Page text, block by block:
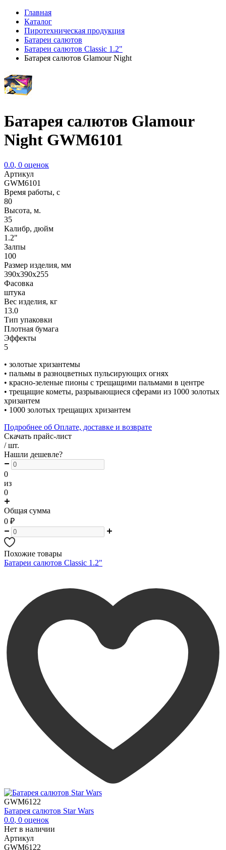
Главная
Каталог
Пиротехническая продукция
Батареи салютов
Батареи салютов Classic 1.2"
Батарея салютов Glamour Night
Батарея салютов Glamour
Night GWM6101
0.0, 0 оценок
Артикул
GWM6101
Время работы, с
80
Высота, м.
35
Калибр, дюйм
1.2"
Залпы
100
Размер изделия, мм
390х390х255
Фасовка
штука
Вес изделия, кг
13.0
Тип упаковки
Плотная бумага
Эффекты
5
• золотые хризантемы
• пальмы в разноцветных пульсирующих огнях
• красно-зеленые пионы с трещащими пальмами в центре
• трещащие кометы, разрывающиеся сферами из 1000 золотых
хризантем
• 1000 золотых трещащих хризантем
Подробнее об Оплате, доставке и возврате
Скачать прайс-лист
/ шт.
Нашли дешевле?
0
из
0
Общая сумма
0 ₽
Похожие товары
Батареи салютов Classic 1.2"
GWM6122
Батарея салютов Star Wars
0.0, 0 оценок
Нет в наличии
Артикул
GWM6122